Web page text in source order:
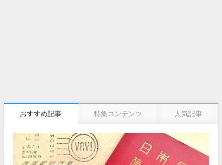
おすすめ記事 特集コンテンツ 人気記事